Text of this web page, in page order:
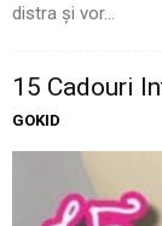
distra și vor...
15 Cadouri
GOKID